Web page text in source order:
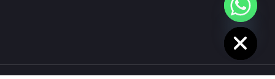
Hide
chaty